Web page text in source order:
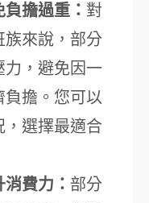
擔過重： 對
族來說，部分
力，避免因一
負擔。您可以
，選擇最適合
費力： 部分